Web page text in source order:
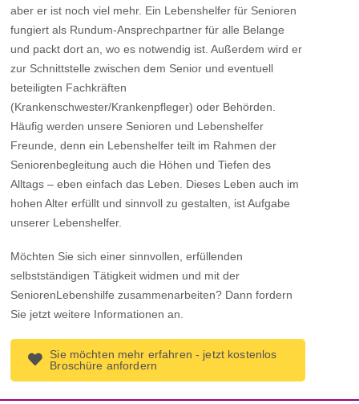
aber er ist noch viel mehr. Ein Lebenshelfer für Senioren
fungiert als Rundum-Ansprechpartner für alle Belange
und packt dort an, wo es notwendig ist. Außerdem wird er
zur Schnittstelle zwischen dem Senior und eventuell
beteiligten Fachkräften
(Krankenschwester/Krankenpfleger) oder Behörden.
Häufig werden unsere Senioren und Lebenshelfer
Freunde, denn ein Lebenshelfer teilt im Rahmen der
Seniorenbegleitung auch die Höhen und Tiefen des
Alltags – eben einfach das Leben. Dieses Leben auch im
hohen Alter erfüllt und sinnvoll zu gestalten, ist Aufgabe
unserer Lebenshelfer.
Möchten Sie sich einer sinnvollen, erfüllenden
selbstständigen Tätigkeit widmen und mit der
SeniorenLebenshilfe zusammenarbeiten? Dann fordern
Sie jetzt weitere Informationen an.
Sie möchten mehr erfahren - jetzt kostenlos
Broschüre anfordern